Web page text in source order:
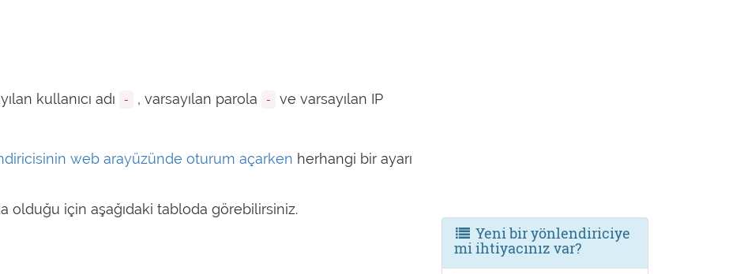
kullanıcı adı - , varsayılan parola -
ve varsayılan IP
web arayüzünde oturum açarken herhangi bir ayarı
olduğu için aşağıdaki tabloda görebilirsiniz.
Yeni bir yönlendiriciye
mi ihtiyacınız var?